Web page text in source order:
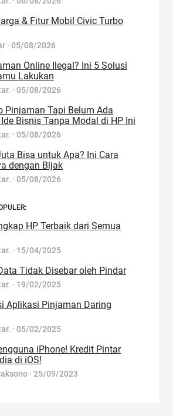
& Fitur Mobil Civic Turbo
· 05/08/2026
Online Ilegal? Ini 5 Solusi
Lakukan
· 05/08/2026
Pinjaman Tapi Belum Ada
Bisnis Tanpa Modal di HP Ini
· 05/08/2026
Bisa untuk Apa? Ini Cara
dengan Bijak
· 05/08/2026
HP Terbaik dari Semua
· 15/04/2025
Tidak Disebar oleh Pindar
· 19/02/2025
Aplikasi Pinjaman Daring
· 05/02/2025
iPhone! Kredit Pintar
di iOS!
· 25/09/2023